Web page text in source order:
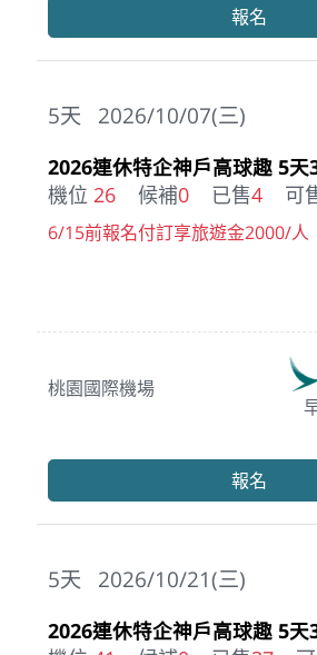
報名
2026/10/07(三)
5天
2026連休特企神戶高球趣 5天
機位 26 候補0 已售4 可
6/15前報名付訂享旅遊金2000/人
桃園國際機場
報名
2026/10/21(三)
5天
2026連休特企神戶高球趣 5天